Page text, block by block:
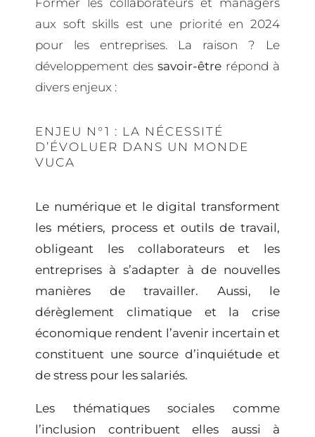
aux soft skills est une priorité en 2024
pour les entreprises. La raison ? Le
développement des savoir-être répond à
divers enjeux :
ENJEU N°1 : LA NÉCESSITÉ
D’ÉVOLUER DANS UN MONDE
VUCA
Le numérique et le digital transforment
les métiers, process et outils de travail,
obligeant les collaborateurs et les
entreprises à s’adapter à de nouvelles
manières de travailler. Aussi, le
dérèglement climatique et la crise
économique rendent l’avenir incertain et
constituent une source d’inquiétude et
de stress pour les salariés.
Les thématiques sociales comme
l’inclusion contribuent elles aussi à